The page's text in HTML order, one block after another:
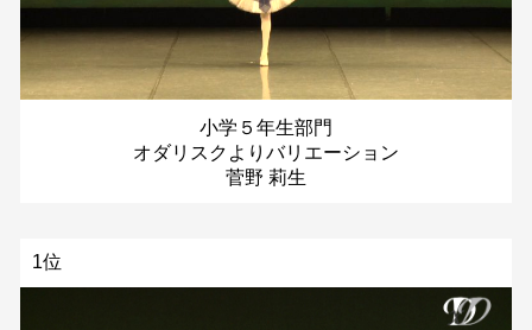
小学５年生部門
オダリスクよりバリエーション
菅野 莉生
1位